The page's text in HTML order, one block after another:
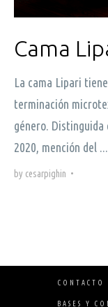
Cama
La cama Lipari
terminación
género. Distinguida
2020, mención del ...
by cesarpighin •
CONTACTO
BASES Y